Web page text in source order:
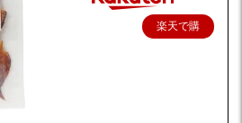
楽天で購